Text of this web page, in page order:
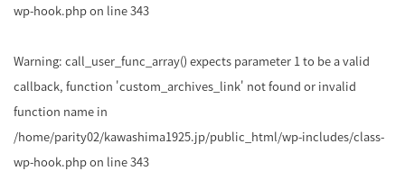
wp-hook.phpon line343
Warning: call_user_func_array() expects parameter 1 to be a valid
callback, function 'custom_archives_link' not found or invalid
function name in
/home/parity02/kawashima1925.jp/public_html/wp-includes/class-
wp-hook.phpon line343